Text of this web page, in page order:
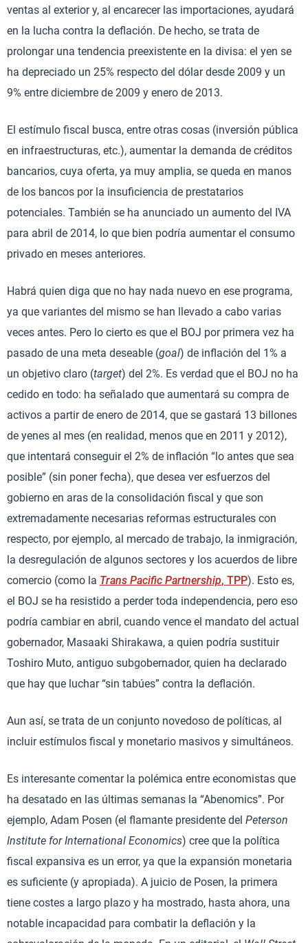
ventas al exterior y, al encarecer las importaciones, ayudará
en la lucha contra la deflación. De hecho, se trata de
prolongar una tendencia preexistente en la divisa: el yen se
ha depreciado un 25% respecto del dólar desde 2009 y un
9% entre diciembre de 2009 y enero de 2013.
El estímulo fiscal busca, entre otras cosas (inversión pública
en infraestructuras, etc.), aumentar la demanda de créditos
bancarios, cuya oferta, ya muy amplia, se queda en manos
de los bancos por la insuficiencia de prestatarios
potenciales. También se ha anunciado un aumento del IVA
para abril de 2014, lo que bien podría aumentar el consumo
privado en meses anteriores.
Habrá quien diga que no hay nada nuevo en ese programa,
ya que variantes del mismo se han llevado a cabo varias
veces antes. Pero lo cierto es que el BOJ por primera vez ha
pasado de una meta deseable (goal) de inflación del 1% a
un objetivo claro (target) del 2%. Es verdad que el BOJ no ha
cedido en todo: ha señalado que aumentará su compra de
activos a partir de enero de 2014, que se gastará 13 billones
de yenes al mes (en realidad, menos que en 2011 y 2012),
que intentará conseguir el 2% de inflación “lo antes que sea
posible” (sin poner fecha), que desea ver esfuerzos del
gobierno en aras de la consolidación fiscal y que son
extremadamente necesarias reformas estructurales con
respecto, por ejemplo, al mercado de trabajo, la inmigración,
la desregulación de algunos sectores y los acuerdos de libre
comercio (como la Trans Pacific Partnership, TPP). Esto es,
el BOJ se ha resistido a perder toda independencia, pero eso
podría cambiar en abril, cuando vence el mandato del actual
gobernador, Masaaki Shirakawa, a quien podría sustituir
Toshiro Muto, antiguo subgobernador, quien ha declarado
que hay que luchar “sin tabúes” contra la deflación.
Aun así, se trata de un conjunto novedoso de políticas, al
incluir estímulos fiscal y monetario masivos y simultáneos.
Es interesante comentar la polémica entre economistas que
ha desatado en las últimas semanas la “Abenomics”. Por
ejemplo, Adam Posen (el flamante presidente del Peterson
Institute for International Economics) cree que la política
fiscal expansiva es un error, ya que la expansión monetaria
es suficiente (y apropiada). A juicio de Posen, la primera
tiene costes a largo plazo y ha mostrado, hasta ahora, una
notable incapacidad para combatir la deflación y la